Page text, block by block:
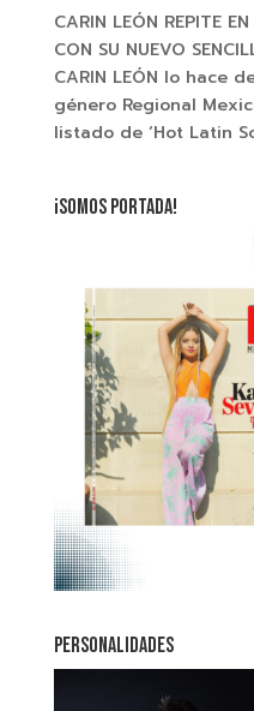
CARIN LEÓN REPITE
CON SU NUEVO
CARIN LEÓN lo hace
género Regional
listado de ‘Hot Latin
¡SOMOS PORTADA!
PERSONALIDADES